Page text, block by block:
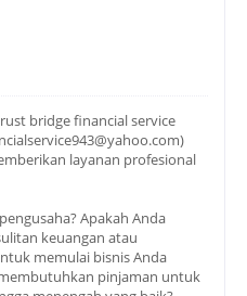
bridge financial service
layanan profesional
Apakah Anda
keuangan atau
memulai bisnis Anda
pinjaman untuk